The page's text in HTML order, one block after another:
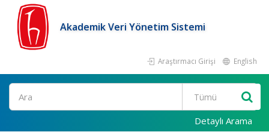
Akademik Veri Yönetim Sistemi
Araştırmacı Girişi English
Ara
Detaylı Arama